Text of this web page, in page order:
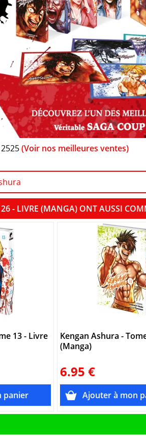
2525(Voir nos meilleures ventes)
- LIVRE (MANGA) ONT AUSSI
13 - Livre
Kengan Ashura -
(Manga)
6.95 €